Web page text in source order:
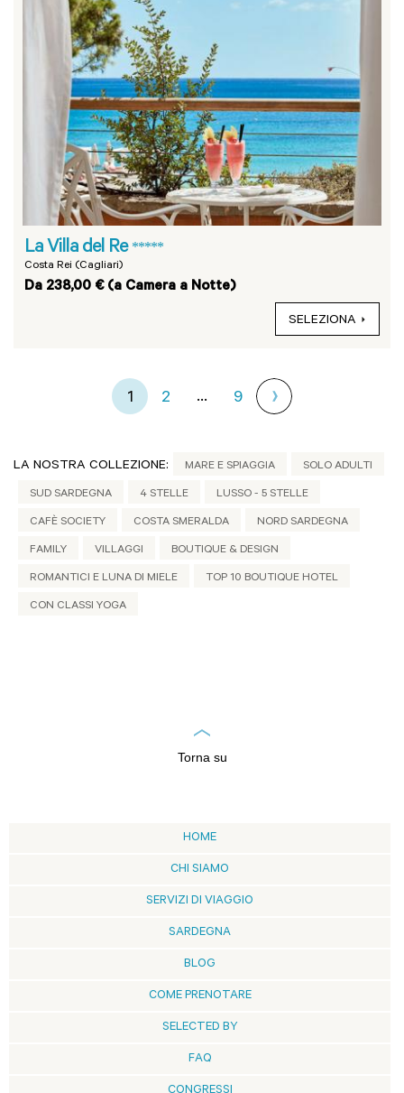
La Villa del Re *****
Costa Rei (Cagliari)
Da 238,00 € (a Camera a Notte)
SELEZIONA
1 2 ... 9
LA NOSTRA COLLEZIONE: MARE E SPIAGGIA SOLO ADULTI
SUD SARDEGNA 4 STELLE LUSSO - 5 STELLE
CAFÈ SOCIETY COSTA SMERALDA NORD SARDEGNA
FAMILY VILLAGGI BOUTIQUE & DESIGN
ROMANTICI E LUNA DI MIELE TOP 10 BOUTIQUE HOTEL
CON CLASSI YOGA
Torna su
HOME
CHI SIAMO
SERVIZI DI VIAGGIO
SARDEGNA
BLOG
COME PRENOTARE
SELECTED BY
FAQ